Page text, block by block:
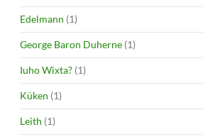
Edelmann (1)
George Baron Duherne (1)
Iuho Wixta? (1)
Küken (1)
Leith (1)